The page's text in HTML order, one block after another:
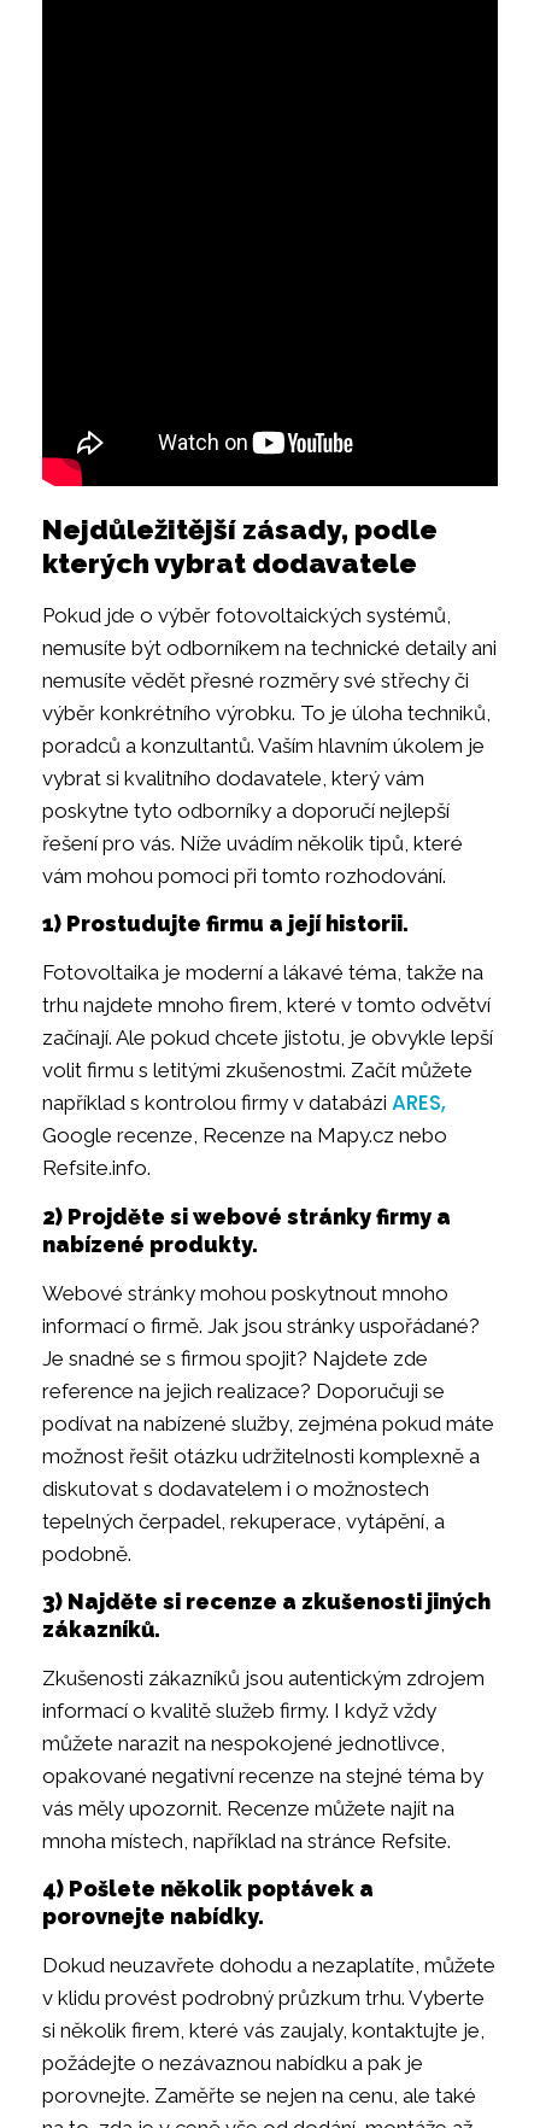
Nejdůležitější zásady, podle
kterých vybrat dodavatele
Pokud jde o výběr fotovoltaických systémů,
nemusíte být odborníkem na technické detaily ani
nemusíte vědět přesné rozměry své střechy či
výběr konkrétního výrobku. To je úloha techniků,
poradců a konzultantů. Vaším hlavním úkolem je
vybrat si kvalitního dodavatele, který vám
poskytne tyto odborníky a doporučí nejlepší
řešení pro vás. Níže uvádím několik tipů, které
vám mohou pomoci při tomto rozhodování.
1) Prostudujte firmu a její historii.
Fotovoltaika je moderní a lákavé téma, takže na
trhu najdete mnoho firem, které v tomto odvětví
začínají. Ale pokud chcete jistotu, je obvykle lepší
volit firmu s letitými zkušenostmi. Začít můžete
například s kontrolou firmy v databázi ARES,
Google recenze, Recenze na Mapy.cz nebo
Refsite.info.
2) Projděte si webové stránky firmy a
nabízené produkty.
Webové stránky mohou poskytnout mnoho
informací o firmě. Jak jsou stránky uspořádané?
Je snadné se s firmou spojit? Najdete zde
reference na jejich realizace? Doporučuji se
podívat na nabízené služby, zejména pokud máte
možnost řešit otázku udržitelnosti komplexně a
diskutovat s dodavatelem i o možnostech
tepelných čerpadel, rekuperace, vytápění, a
podobně.
3) Najděte si recenze a zkušenosti jiných
zákazníků.
Zkušenosti zákazníků jsou autentickým zdrojem
informací o kvalitě služeb firmy. I když vždy
můžete narazit na nespokojené jednotlivce,
opakované negativní recenze na stejné téma by
vás měly upozornit. Recenze můžete najít na
mnoha místech, například na stránce Refsite.
4) Pošlete několik poptávek a
porovnejte nabídky.
Dokud neuzavřete dohodu a nezaplatíte, můžete
v klidu provést podrobný průzkum trhu. Vyberte
si několik firem, které vás zaujaly, kontaktujte je,
požádejte o nezávaznou nabídku a pak je
porovnejte. Zaměřte se nejen na cenu, ale také